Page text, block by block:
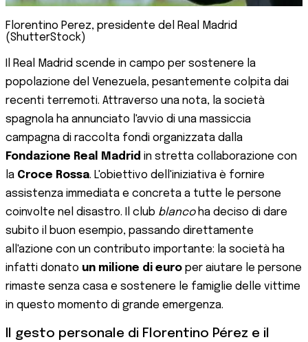
Florentino Perez, presidente del Real Madrid
(ShutterStock)
Il Real Madrid scende in campo per sostenere la
popolazione del Venezuela, pesantemente colpita dai
recenti terremoti. Attraverso una nota, la società
spagnola ha annunciato l'avvio di una massiccia
campagna di raccolta fondi organizzata dalla
Fondazione Real Madrid in stretta collaborazione con
la Croce Rossa. L'obiettivo dell'iniziativa è fornire
assistenza immediata e concreta a tutte le persone
coinvolte nel disastro. Il club blancoha deciso di dare
subito il buon esempio, passando direttamente
all'azione con un contributo importante: la società ha
infatti donato un milione di euro per aiutare le persone
rimaste senza casa e sostenere le famiglie delle vittime
in questo momento di grande emergenza.
Il gesto personale di Florentino Pérez e il